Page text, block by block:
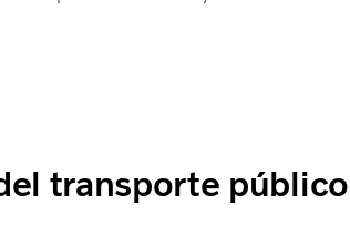
transporte público